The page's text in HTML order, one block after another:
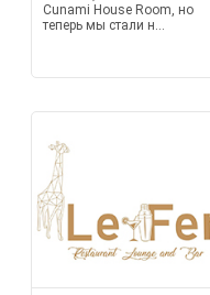
Cunami House Room, но
теперь мы стали н...